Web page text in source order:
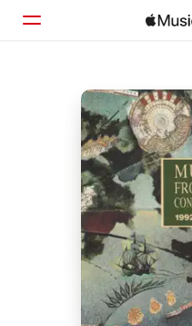
ホーム
見つける
検索